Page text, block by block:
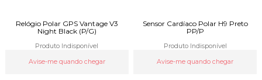
Relógio Polar GPS Vantage V3
Night Black (P/G)
Produto Indisponível
Avise-me quando chegar
Sensor Cardíaco Polar H9 Preto
PP/P
Produto Indisponível
Avise-me quando chegar